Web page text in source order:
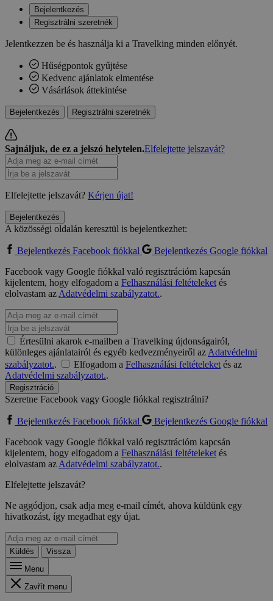
Bejelentkezés
Regisztrálni szeretnék
Jelentkezzen be és használja ki a Travelking minden előnyét.
Hűségpontok gyűjtése
Kedvenc ajánlatok elmentése
Vásárlások áttekintése
Bejelentkezés Regisztrálni szeretnék
Sajnáljuk, de ez a jelszó helytelen.Elfelejtette jelszavát?
Elfelejtette jelszavát? Kérjen újat!
Bejelentkezés
A közösségi oldalán keresztül is bejelentkezhet:
Bejelentkezés Facebook fiókkal
Bejelentkezés Google fiókkal
Facebook vagy Google fiókkal való regisztrációm kapcsán
kijelentem, hogy elfogadom a Felhasználási feltételeketés
elolvastam azAdatvédelmi szabályzatot..
Értesülni akarok e-mailben a Travelking újdonságairól,
különleges ajánlatairól és egyéb kedvezményeiről azAdatvédelmi
szabályzatot.. Elfogadom a Felhasználási feltételeketés az
Adatvédelmi szabályzatot..
Regisztráció
Szeretne Facebook vagy Google fiókkal regisztrálni?
Bejelentkezés Facebook fiókkal
Bejelentkezés Google fiókkal
Facebook vagy Google fiókkal való regisztrációm kapcsán
kijelentem, hogy elfogadom a Felhasználási feltételeketés
elolvastam azAdatvédelmi szabályzatot..
Elfelejtette jelszavát?
Ne aggódjon, csak adja meg e-mail címét, ahova küldünk egy
hivatkozást, így megadhat egy újat.
Küldés
Vissza
Menu
Zavřít menu